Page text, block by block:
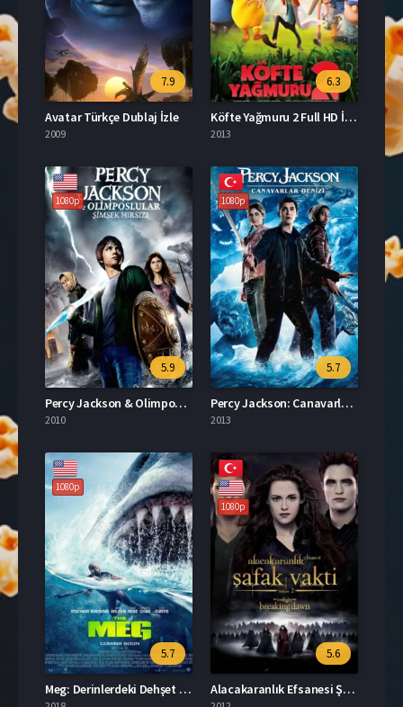
7.9
Avatar Türkçe Dublaj İzle
2009
6.3
Köfte Yağmuru 2 Full HD İzle
2013
1080p
5.9
Percy Jackson & Olimposlular: Şimşek Hırsızı 2010 İzle
2010
1080p
5.7
Percy Jackson: Canavarlar Denizi Türkçe Dublaj İzle
2013
1080p
5.7
Meg: Derinlerdeki Dehşet Full HD İzle
1080p
5.6
Alacakaranlık Efsanesi Şafak Vakti Bölüm 2 Türkçe Dublaj İzle